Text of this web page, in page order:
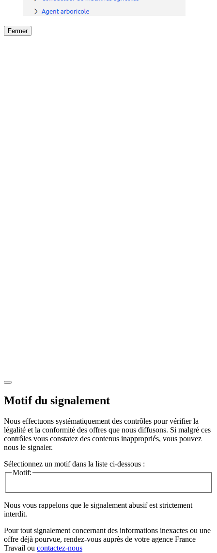
Fermer
Motif du signalement
Nous effectuons systématiquement des contrôles pour vérifier la
légalité et la conformité des offres que nous diffusons. Si malgré ces
contrôles vous constatez des contenus inappropriés, vous pouvez
nous le signaler.
Sélectionnez un motif dans la liste ci-dessous :
Motif:
Nous vous rappelons que le signalement abusif est strictement
interdit.
Pour tout signalement concernant des informations inexactes ou une
offre déjà pourvue, rendez-vous auprès de votre agence France
Travail ou contactez-nous